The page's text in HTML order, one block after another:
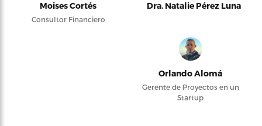
Moises Cortés
Consultor Financiero
Dra. Natalie Pérez Luna
Orlando Alomá
Gerente de Proyectos en un
Startup